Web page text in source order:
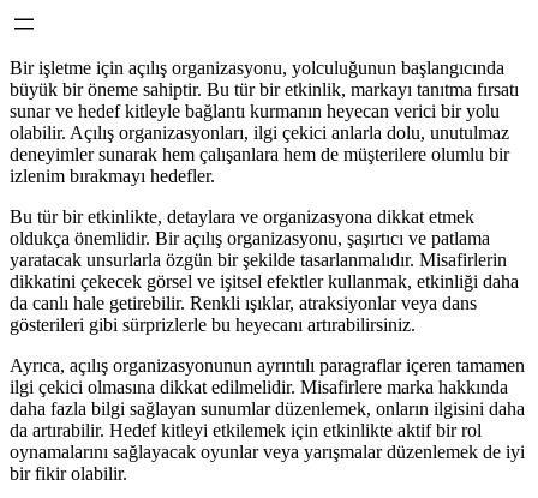
Bir işletme için açılış organizasyonu, yolculuğunun başlangıcında
büyük bir öneme sahiptir. Bu tür bir etkinlik, markayı tanıtma fırsatı
sunar ve hedef kitleyle bağlantı kurmanın heyecan verici bir yolu
olabilir. Açılış organizasyonları, ilgi çekici anlarla dolu, unutulmaz
deneyimler sunarak hem çalışanlara hem de müşterilere olumlu bir
izlenim bırakmayı hedefler.
Bu tür bir etkinlikte, detaylara ve organizasyona dikkat etmek
oldukça önemlidir. Bir açılış organizasyonu, şaşırtıcı ve patlama
yaratacak unsurlarla özgün bir şekilde tasarlanmalıdır. Misafirlerin
dikkatini çekecek görsel ve işitsel efektler kullanmak, etkinliği daha
da canlı hale getirebilir. Renkli ışıklar, atraksiyonlar veya dans
gösterileri gibi sürprizlerle bu heyecanı artırabilirsiniz.
Ayrıca, açılış organizasyonunun ayrıntılı paragraflar içeren tamamen
ilgi çekici olmasına dikkat edilmelidir. Misafirlere marka hakkında
daha fazla bilgi sağlayan sunumlar düzenlemek, onların ilgisini daha
da artırabilir. Hedef kitleyi etkilemek için etkinlikte aktif bir rol
oynamalarını sağlayacak oyunlar veya yarışmalar düzenlemek de iyi
bir fikir olabilir.